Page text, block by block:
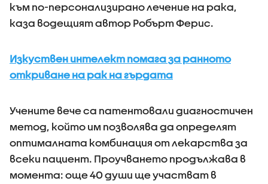
към по-персонализирано лечение на рака,
каза водещият автор Робърт Ферис.
Изкуствен интелект помага за ранното
откриване на рак на гърдата
Учените вече са патентовали диагностичен
метод, който им позволява да определят
оптималната комбинация от лекарства за
всеки пациент. Проучването продължава в
момента: още 40 души ще участват в